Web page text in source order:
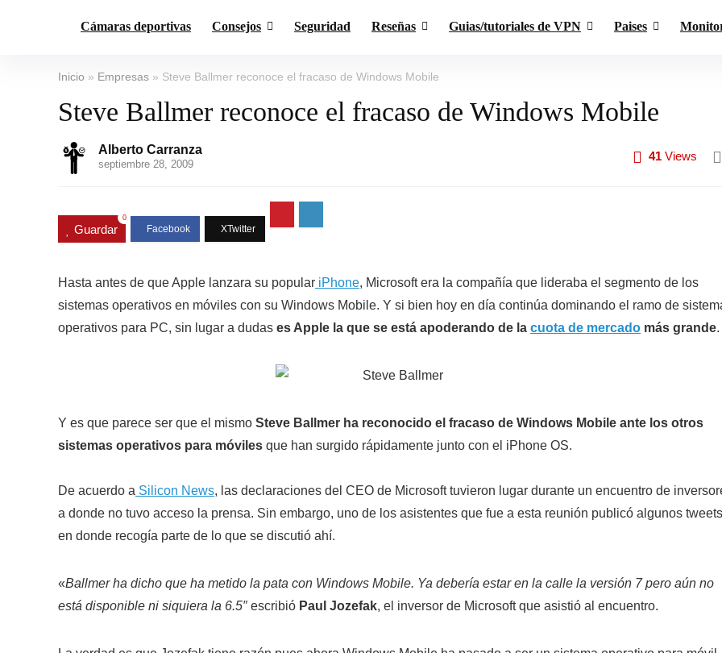
Cámaras deportivas Consejos Seguridad Reseñas Guias/tutoriales de VPN Paises
Inicio » Empresas » Steve Ballmer reconoce el fracaso de Windows Mobile
Steve Ballmer reconoce el fracaso de Windows Mobile
Alberto Carranza
septiembre 28, 2009
41 Views
Guardar
0
Hasta antes de que Apple lanzara su popular iPhone, Microsoft era la compañía que lideraba el segmento de los
sistemas operativos en móviles con su Windows Mobile. Y si bien hoy en día continúa dominando el ramo de
operativos para PC, sin lugar a dudas es Apple la que se está apoderando de la cuota de mercado más grande.
Y es que parece ser que el mismo Steve Ballmer ha reconocido el fracaso de Windows Mobile ante los otros
sistemas operativos para móviles que han surgido rápidamente junto con el iPhone OS.
De acuerdo a Silicon News, las declaraciones del CEO de Microsoft tuvieron lugar durante un encuentro de
a donde no tuvo acceso la prensa. Sin embargo, uno de los asistentes que fue a esta reunión publicó algunos tweets
en donde recogía parte de lo que se discutió ahí.
«Ballmer ha dicho que ha metido la pata con Windows Mobile. Ya debería estar en la calle la versión 7 pero aún no
está disponible ni siquiera la 6.5″ escribió Paul Jozefak, el inversor de Microsoft que asistió al encuentro.